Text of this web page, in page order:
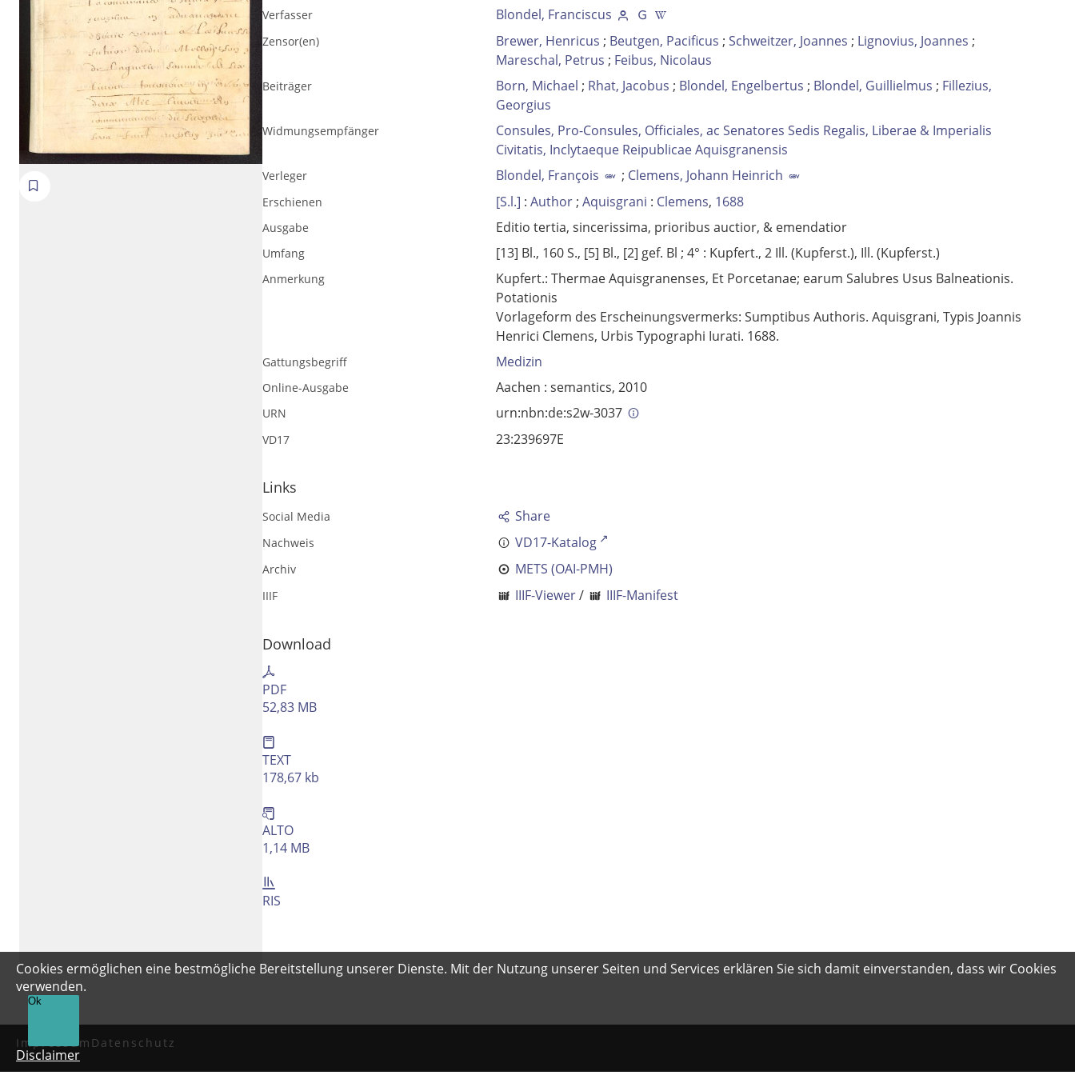
Verfasser Blondel, Franciscus
Zensor(en) Brewer, Henricus ; Beutgen, Pacificus ; Schweitzer, Joannes ; Lignovius, Joannes ;
Mareschal, Petrus ; Feibus, Nicolaus
Beiträger Born, Michael ; Rhat, Jacobus ; Blondel, Engelbertus ; Blondel, Guillielmus ; Fillezius,
Georgius
Widmungsempfänger
Consules, Pro-Consules, Officiales, ac Senatores Sedis Regalis, Liberae & Imperialis
Civitatis, Inclytaeque Reipublicae Aquisgranensis
Verleger Blondel, François ; Clemens, Johann Heinrich
Erschienen [S.l.] : Author ; Aquisgrani : Clemens, 1688
Ausgabe Editio tertia, sincerissima, prioribus auctior, & emendatior
Umfang [13] Bl., 160 S., [5] Bl., [2] gef. Bl ; 4° : Kupfert., 2 Ill. (Kupferst.), Ill. (Kupferst.)
Anmerkung
Kupfert.: Thermae Aquisgranenses, Et Porcetanae; earum Salubres Usus Balneationis.
Potationis
Vorlageform des Erscheinungsvermerks: Sumptibus Authoris. Aquisgrani, Typis Joannis
Henrici Clemens, Urbis Typographi Iurati. 1688.
Gattungsbegriff Medizin
Online-Ausgabe Aachen : semantics, 2010
URN urn:nbn:de:s2w-3037
VD17 23:239697E
Links
Social Media Share
Nachweis VD17-Katalog
Archiv METS (OAI-PMH)
IIIF IIIF-Viewer/ IIIF-Manifest
Download
PDF
52,83 MB
TEXT
178,67 kb
ALTO
1,14 MB
RIS
Impressum Datenschutz
Cookies ermöglichen eine bestmögliche Bereitstellung unserer Dienste. Mit der Nutzung unserer Seiten und Services erklären Sie sich damit einverstanden, dass wir Cookies
verwenden.
Ok
Disclaimer